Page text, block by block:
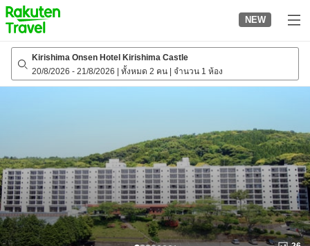
to
top
page
NEW
Kirishima Onsen Hotel Kirishima Castle
20/8/2026 - 21/8/2026 ทั้งหมด 2 คน จำนวน 1 ห้อง